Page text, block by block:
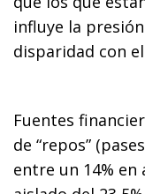
influye la
disparidad con el
Fuentes
de “repos”
entre un 14%